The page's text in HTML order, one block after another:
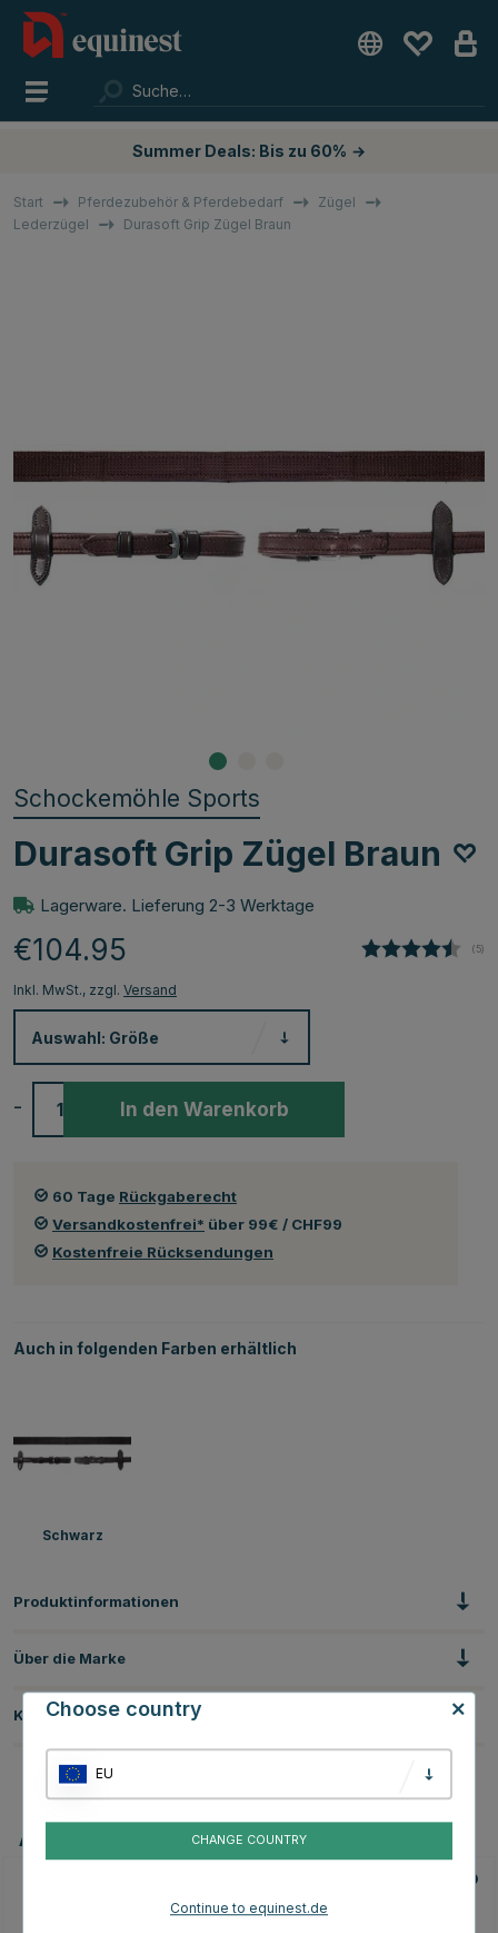
Summer Deals: Bis zu 60% →
Start Pferdezubehör & Pferdebedarf
Zügel
Lederzügel
Durasoft Grip Zügel Braun
Schockemöhle Sports
Durasoft Grip Zügel Braun
Lagerware. Lieferung 2-3 Werktage
€104.95 (5)
Inkl. MwSt., zzgl. Versand
Auswahl: Größe
- In den Warenkorb
60 Tage Rückgaberecht
Versandkostenfrei* über 99€ / CHF99
Kostenfreie Rücksendungen
Auch in folgenden Farben erhältlich
Schwarz
Produktinformationen
Über die Marke
Kundenbewertungen
Andere Produkte, die Ihnen gefallen könnten
Choose country
EU
CHANGE COUNTRY
Continue to equinest.de